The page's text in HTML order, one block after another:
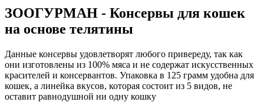
ЗООГУРМАН - Консервы для кошек
на основе телятины
Данные консервы удовлетворят любого привереду, так как
они изготовлены из 100% мяса и не содержат искусственных
красителей и консервантов. Упаковка в 125 грамм удобна для
кошек, а линейка вкусов, которая состоит из 5 видов, не
оставит равнодушной ни одну кошку